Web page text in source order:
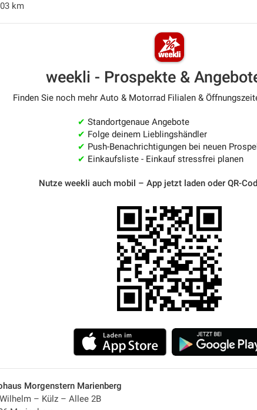
km
weekli - Prospekte &
Finden Sie noch mehr Auto & Motorrad Filialen &
✔ Standortgenaue Angebote
✔ Folge deinem Lieblingshändler
✔ Push-Benachrichtigungen bei neuen
✔ Einkaufsliste - Einkauf stressfrei planen
Nutze weekli auch mobil – App jetzt laden oder QR-
Morgenstern Marienberg
– Külz – Allee 2B